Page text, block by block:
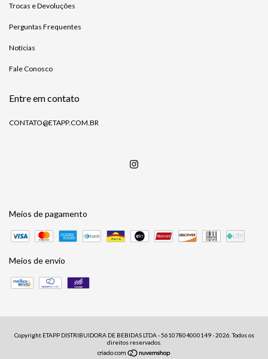
Trocas e Devoluções
Perguntas Frequentes
Notícias
Fale Conosco
Entre em contato
CONTATO@ETAPP.COM.BR
Meios de pagamento
Meios de envio
Copyright ETAPP DISTRIBUIDORA DE BEBIDAS LTDA - 56107804000149 - 2026. Todos os
direitos reservados.